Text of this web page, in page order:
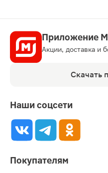
Приложение
Акции, доставка и
Скачать
Наши соцсети
Покупателям